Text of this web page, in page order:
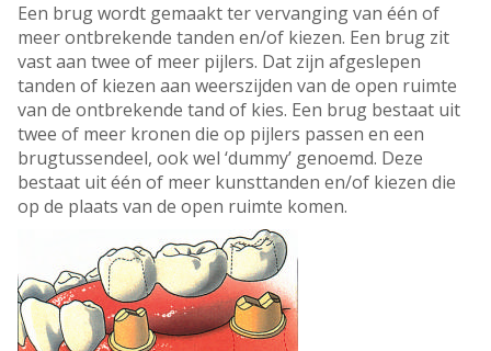
Een brug wordt gemaakt ter vervanging van één of
meer ontbrekende tanden en/of kiezen. Een brug zit
vast aan twee of meer pijlers. Dat zijn afgeslepen
tanden of kiezen aan weerszijden van de open ruimte
van de ontbrekende tand of kies. Een brug bestaat uit
twee of meer kronen die op pijlers passen en een
brugtussendeel, ook wel ‘dummy’ genoemd. Deze
bestaat uit één of meer kunsttanden en/of kiezen die
op de plaats van de open ruimte komen.